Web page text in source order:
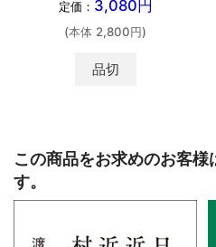
定価： 3,080円
(本体 2,800円)
品切
この商品をお求めのお客
す。